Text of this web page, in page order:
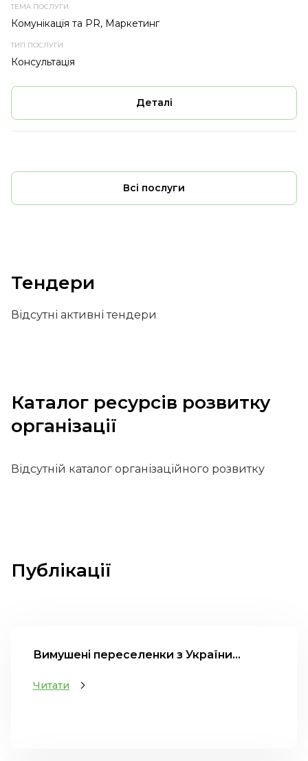
Комунікація та PR, Маркетинг
Консультація
Деталі
Всі послуги
Тендери
Відсутні активні тендери
Каталог ресурсів розвитку
організації
Відсутній каталог організаційного розвитку
Публікації
Вимушені переселенки з України...
Читати